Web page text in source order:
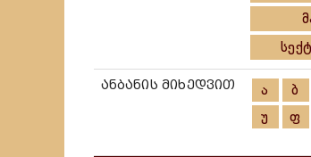
ანბანის მიხედვით ა ბ
უ
ფ